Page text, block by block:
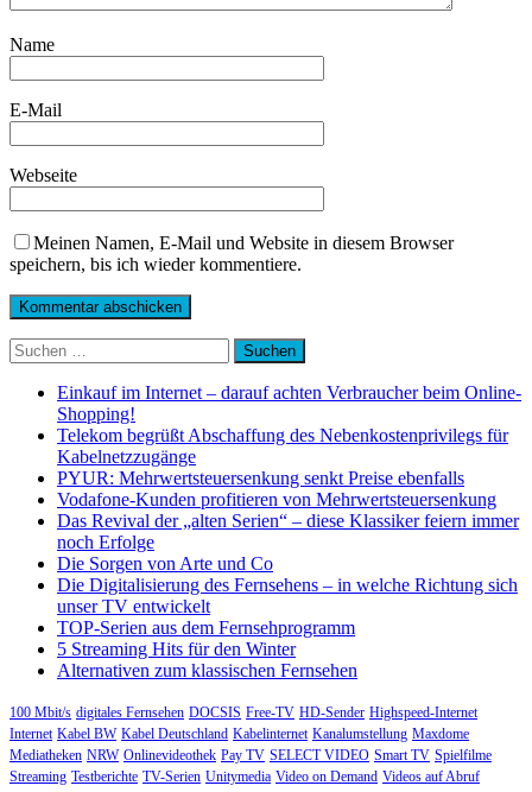
Name
E-Mail
Webseite
Meinen Namen, E-Mail und Website in diesem Browser
speichern, bis ich wieder kommentiere.
Suchen
nach:
Einkauf im Internet – darauf achten Verbraucher beim Online-
Shopping!
Telekom begrüßt Abschaffung des Nebenkostenprivilegs für
Kabelnetzzugänge
PYUR: Mehrwertsteuersenkung senkt Preise ebenfalls
Vodafone-Kunden profitieren von Mehrwertsteuersenkung
Das Revival der „alten Serien“ – diese Klassiker feiern immer
noch Erfolge
Die Sorgen von Arte und Co
Die Digitalisierung des Fernsehens – in welche Richtung sich
unser TV entwickelt
TOP-Serien aus dem Fernsehprogramm
5 Streaming Hits für den Winter
Alternativen zum klassischen Fernsehen
100 Mbit/s digitales Fernsehen DOCSIS Free-TV HD-Sender Highspeed-Internet
Internet Kabel BW Kabel Deutschland Kabelinternet Kanalumstellung Maxdome
Mediatheken NRW Onlinevideothek Pay TV SELECT VIDEO Smart TV Spielfilme
Streaming Testberichte TV-Serien Unitymedia Video on Demand Videos auf Abruf